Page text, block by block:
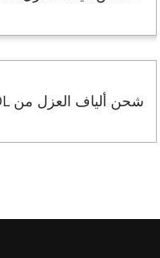
شحن ألياف العزل من CCEWOOL